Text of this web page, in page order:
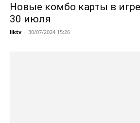
Новые комбо карты в
30 июля
liktv - 30/07/2024 15:26